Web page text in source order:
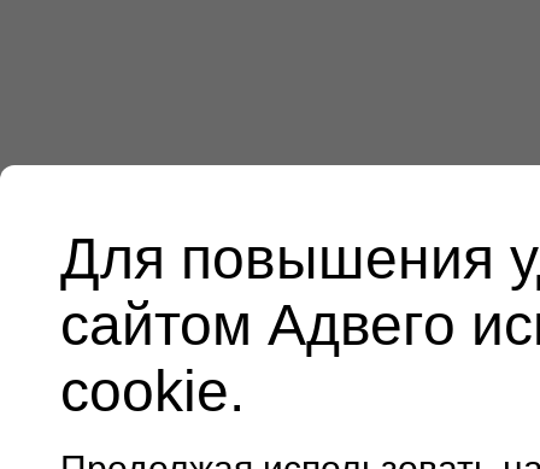
Для повышения
сайтом Адвего
cookie.